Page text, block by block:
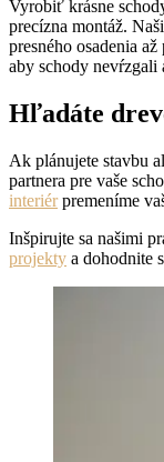
Vyrobiť krásne
precízna montáž.
presného osadenia
aby schody nevŕzgali
Hľadáte
Ak plánujete stavbu
partnera pre vaše
interiérpremeníme
Inšpirujte sa našimi
projekty a dohodnite